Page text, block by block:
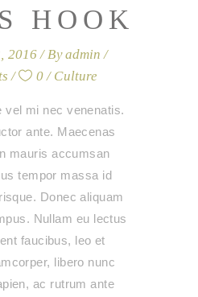
HOOK
2016 Byadmin
0 Culture
vel mi nec venenatis.
ante. Maecenas
mauris accumsan
tempor massa id
Donec aliquam
Nullam eu lectus
faucibus, leo et
libero nunc
ac rutrum ante